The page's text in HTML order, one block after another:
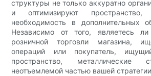
структуры не только аккуратно
и оптимизируют
необходимость в дополнительных
Независимо от того, являетесь
розничной торговли магазина,
операций или покупатель,
пространство, металлические
неотъемлемой частью вашей